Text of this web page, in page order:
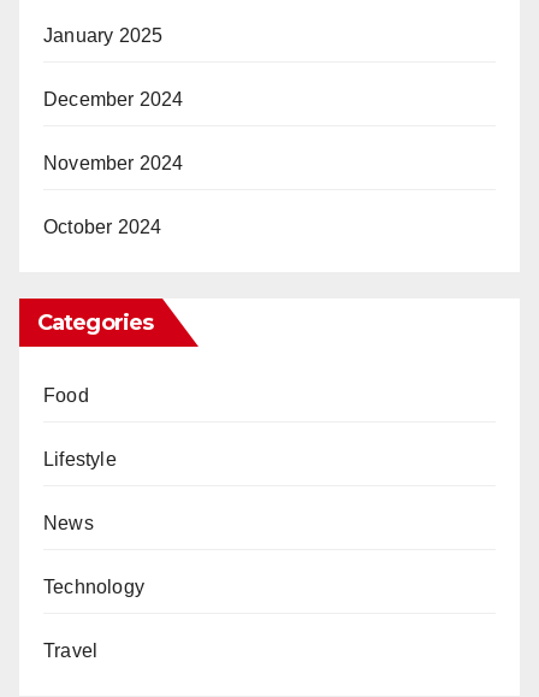
January 2025
December 2024
November 2024
October 2024
Categories
Food
Lifestyle
News
Technology
Travel